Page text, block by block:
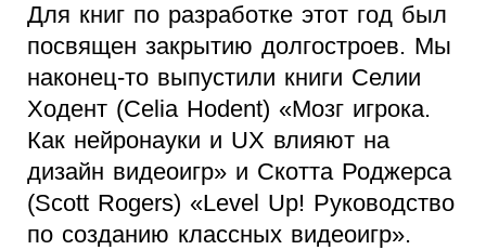
Для книг по разработке этот год был
посвящен закрытию долгостроев. Мы
наконец-то выпустили книги Селии
Ходент (Celia Hodent) «Мозг игрока.
Как нейронауки и UX влияют на
дизайн видеоигр» и Скотта Роджерса
(Scott Rogers) «Level Up! Руководство
по созданию классных видеоигр».